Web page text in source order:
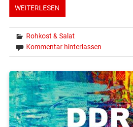
WEITERLESEN
Rohkost & Salat
Kommentar hinterlassen